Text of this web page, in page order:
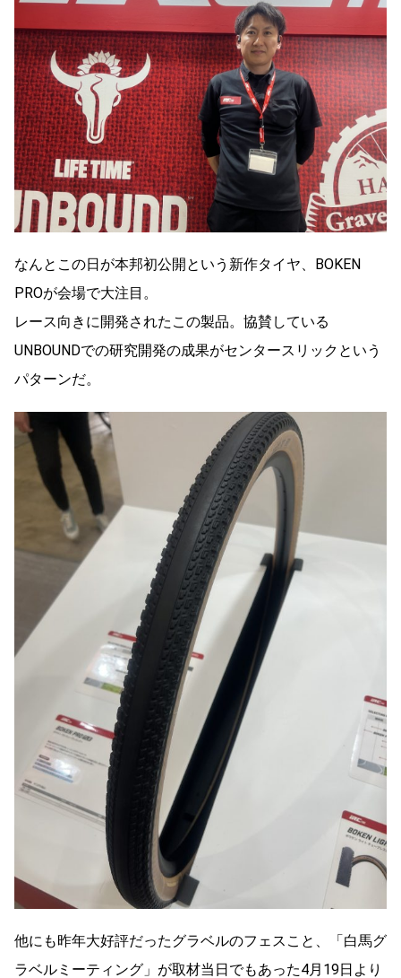
なんとこの日が本邦初公開という新作タイヤ、BOKEN
PROが会場で大注目。
レース向きに開発されたこの製品。協賛している
UNBOUNDでの研究開発の成果がセンタースリックという
パターンだ。
他にも昨年大好評だったグラベルのフェスこと、「白馬グ
ラベルミーティング」が取材当日でもあった4月19日より